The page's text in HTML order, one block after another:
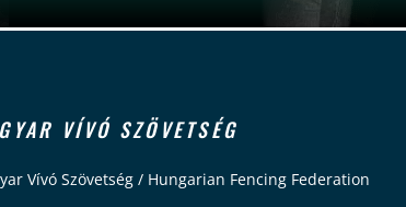
VÍVÓ SZÖVETSÉG
Vívó Szövetség / Hungarian Fencing Federation